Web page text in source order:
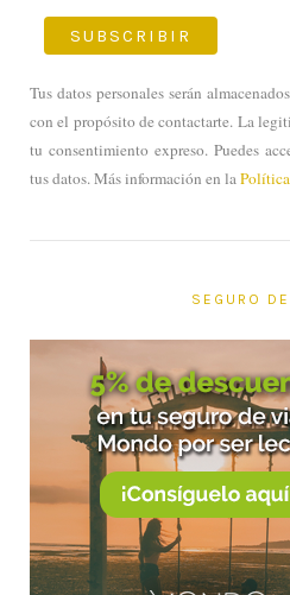
Tus datos personales serán
con el propósito de contactarte. La
tu consentimiento expreso. Puedes
tus datos. Más información en la
SEGURO